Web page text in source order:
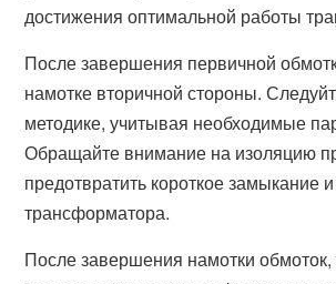
достижения оптимальной работы
После завершения первичной
намотке вторичной стороны.
методике, учитывая необходимые
Обращайте внимание на изоляцию
предотвратить короткое замыкание
трансформатора.
После завершения намотки обмоток,